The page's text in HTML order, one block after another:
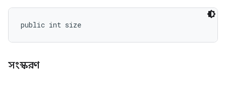
public int size
সংস্করণ